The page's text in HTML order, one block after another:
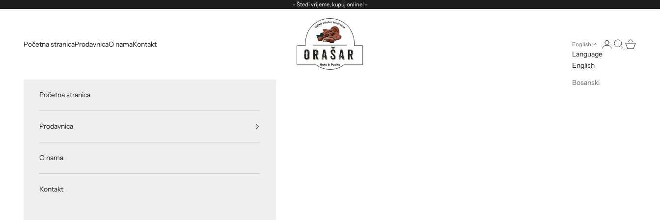
- Štedi vrijeme, kupuj online! -
ORASAR
Početna stranicaProdavnicaO namaKontakt English
Language
English
Bosanski
Open account page
Open search
Open cart
Početna stranica
Prodavnica
O nama
Kontakt